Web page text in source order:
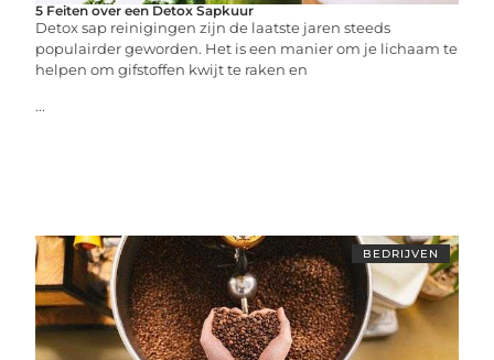
5 Feiten over een Detox Sapkuur
Detox sap reinigingen zijn de laatste jaren steeds
populairder geworden. Het is een manier om je lichaam te
helpen om gifstoffen kwijt te raken en
...
BEDRIJVEN